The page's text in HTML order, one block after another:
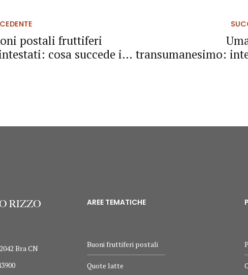
postali fruttiferi
cosa succede in transumanesimo:
Bra CN
AREE TEMATICHE
Buoni fruttiferi postali
Quote latte